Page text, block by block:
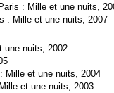
: Mille et une nuits,
: Mille et une nuits, 2007
une nuits, 2002
Mille et une nuits, 2004
et une nuits, 2003